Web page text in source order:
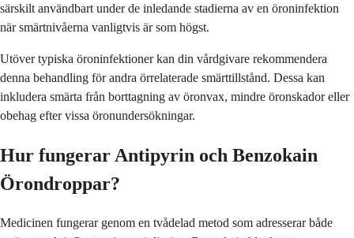
särskilt användbart under de inledande stadierna av en öroninfektion
när smärtnivåerna vanligtvis är som högst.
Utöver typiska öroninfektioner kan din vårdgivare rekommendera
denna behandling för andra örrelaterade smärttillstånd. Dessa kan
inkludera smärta från borttagning av öronvax, mindre öronskador eller
obehag efter vissa öronundersökningar.
Hur fungerar Antipyrin och Benzokain
Örondroppar?
Medicinen fungerar genom en tvådelad metod som adresserar både